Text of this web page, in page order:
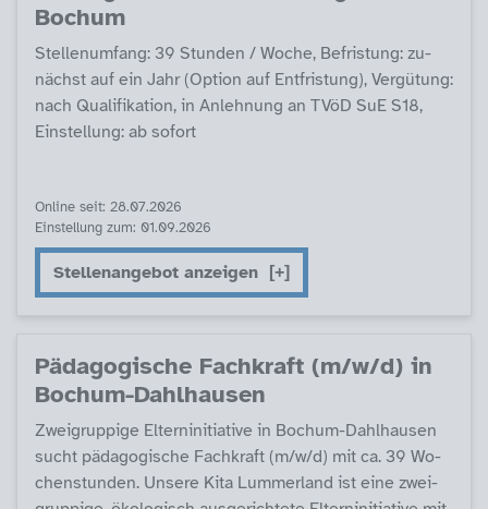
Bochum
Stel­len­um­fang: 39 Stun­den / Wo­che, Be­fris­tung: zu­
nächst auf ein Jahr (Op­ti­on auf Ent­fris­tung), Ver­gü­tung:
nach Qua­li­fi­ka­ti­on, in An­leh­nung an TVöD SuE S18,
Ein­stel­lung: ab so­fort
Online seit: 28.07.2026
Einstellung zum: 01.09.2026
Stellenangebot anzeigen
Päda­go­gi­sche Fach­kraft (m/w/d) in
Bochum-Dahl­hau­sen
Zwei­grup­pi­ge El­tern­in­i­tia­ti­ve in Bochum-Dahl­hau­sen
sucht päda­go­gi­sche Fach­kraft (m/w/d) mit ca. 39 Wo­
chen­stun­den. Un­se­re Ki­ta Lum­mer­land ist ei­ne zwei­